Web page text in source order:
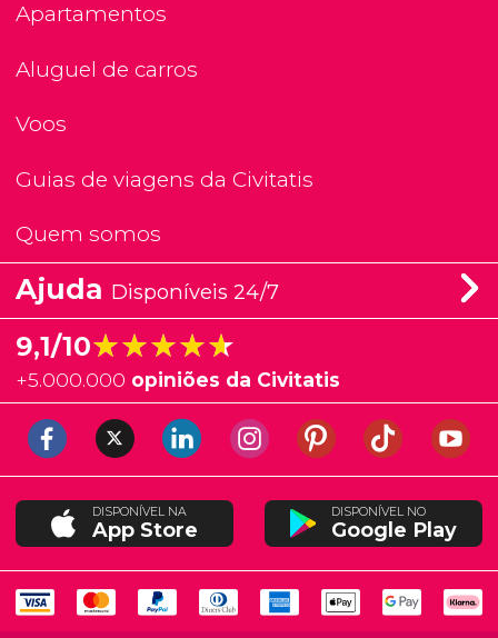
Apartamentos
Aluguel de carros
Voos
Guias de viagens da Civitatis
Quem somos
Ajuda Disponíveis 24/7
9,1/10★★★★★
★★★★★
+5.000.000 opiniões da Civitatis
DISPONÍVEL NA
App Store
DISPONÍVEL NO
Google Play